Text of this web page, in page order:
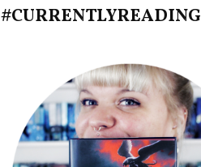
#CURRENTLYREADING